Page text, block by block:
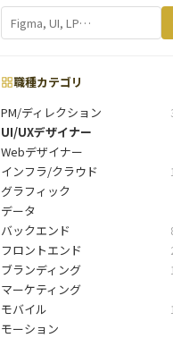
職種カテゴリ
PM/ディレクション
UI/UXデザイナー
Webデザイナー
インフラ/クラウド
グラフィック
データ
バックエンド
フロントエンド
ブランディング
マーケティング
モバイル
モーション